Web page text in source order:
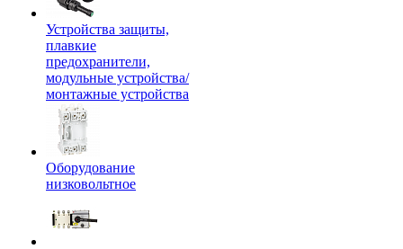
Устройства защиты,
плавкие
предохранители,
модульные устройства/
монтажные устройства
Оборудование
низковольтное